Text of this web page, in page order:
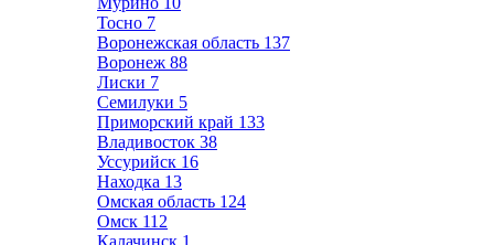
Тосно 7
Воронежская область 137
Воронеж 88
Лиски 7
Семилуки 5
Приморский край 133
Владивосток 38
Уссурийск 16
Находка 13
Омская область 124
Омск 112
Калачинск 1